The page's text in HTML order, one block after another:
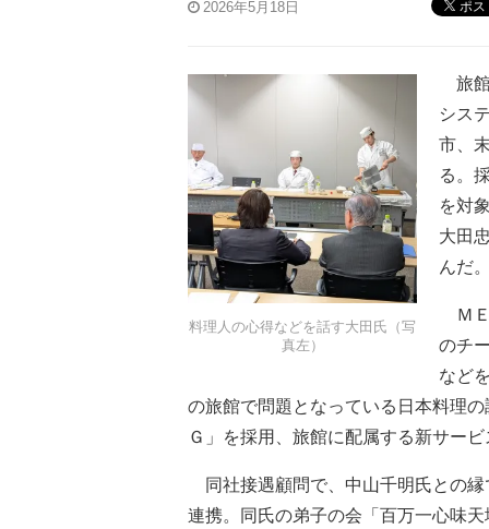
2026年5月18日 ポス
料理人の心得などを話す大田氏（写
真左）
旅館
シス
市、
る。
を対
大田
んだ
ＭＥ
のチ
など
の旅館で問題となっている日本料理
Ｇ」を採用、旅館に配属する新サー
同社接遇顧問で、中山千明氏との
連携。同氏の弟子の会「百万一心味